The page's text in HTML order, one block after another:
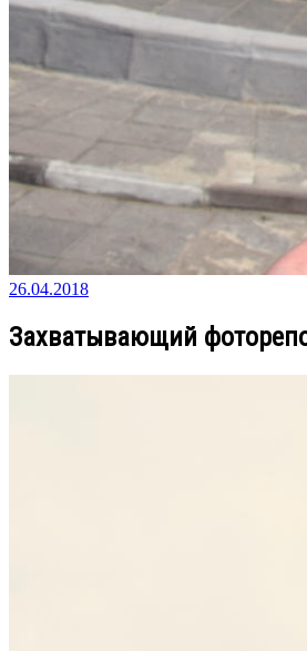
26.04.2018
Захватывающий